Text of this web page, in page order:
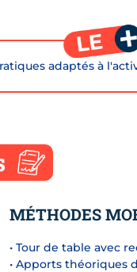
adaptés à
MÉTHODES
• Tour de table avec
• Apports théoriques